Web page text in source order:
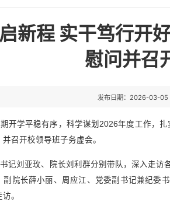
新程 实干笃行
慰问并召
发布日期：2026-03-05
开学平稳有序，科学谋划2026年度工作，
召开校领导班子务虚会。
书记刘亚玫、院长刘利群分别带队，深入走
副院长薛小丽、周应江、党委副书记兼纪委
。